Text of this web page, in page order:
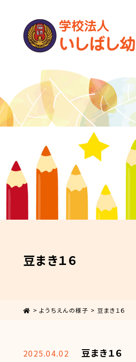
豆まき１６
>ようちえんの様子 > 豆まき１６
2025.04.02 豆まき１６